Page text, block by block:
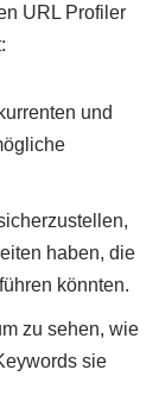
URL Profiler
und
haben, die
könnten.
zu sehen, wie
sie